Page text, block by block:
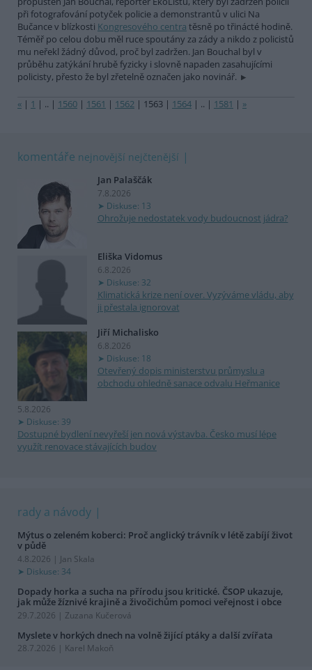
při fotografování potyček policie a demonstrantů v ulici Na
Bučance v blízkosti Kongresového centra těsně po třinácté hodině.
Téměř po celou dobu měl ruce spoutány za zády a nikdo z policistů
mu neřekl žádný důvod, proč byl zadržen. Jan Bouchal byl v
průběhu zatýkání hrubě fyzicky i slovně napaden zasahujícími
policisty, přesto že byl zřetelně označen jako novinář.
« | 1 | .. | 1560 | 1561 | 1562 | 1563 | 1564 | .. | 1581 | »
komentáře nejnovější nejčtenější
Jan Palaščák
7.8.2026
Diskuse: 13
Ohrožuje nedostatek vody budoucnost jádra?
Eliška Vidomus
6.8.2026
Diskuse: 32
Klimatická krize není over. Vyzýváme vládu, aby
ji přestala ignorovat
Jiří Michalisko
6.8.2026
Diskuse: 18
Otevřený dopis ministerstvu průmyslu a
obchodu ohledně sanace odvalu Heřmanice
5.8.2026
Diskuse: 39
Dostupné bydlení nevyřeší jen nová výstavba. Česko musí lépe
využít renovace stávajících budov
rady a návody
Mýtus o zeleném koberci: Proč anglický trávník v létě zabíjí život
v půdě
4.8.2026 | Jan Skala
Diskuse: 34
Dopady horka a sucha na přírodu jsou kritické. ČSOP ukazuje,
jak může žíznivé krajině a živočichům pomoci veřejnost i obce
29.7.2026 | Zuzana Kučerová
Myslete v horkých dnech na volně žijící ptáky a další zvířata
28.7.2026 | Karel Makoň